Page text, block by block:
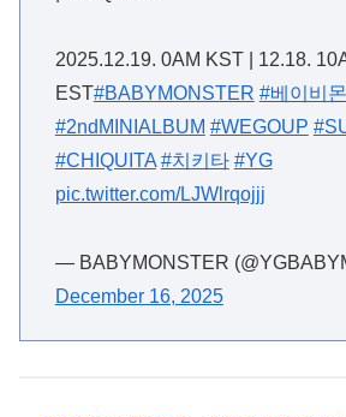
EST#BABYMONSTER #베이비몬
#2ndMINIALBUM #WEGOUP
#CHIQUITA #치키타 #YG
pic.twitter.com/LJWlrqojjj
December 16, 2025